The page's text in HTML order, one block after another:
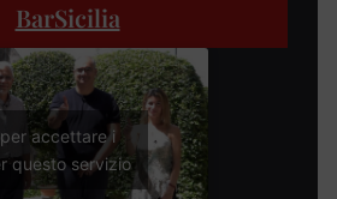
BarSicilia
accettare i
questo servizio